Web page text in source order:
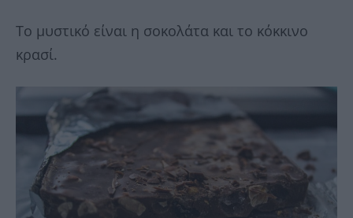
Το μυστικό είναι η σοκολάτα και το κόκκινο
κρασί.